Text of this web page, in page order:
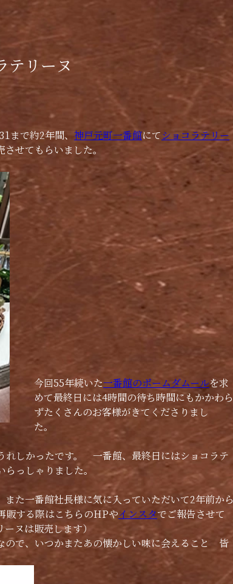
テリーヌ
まで約2年間、 神戸元町一番館にてショコラテリー
せてもらいました。
今回55年続いた一番館のポームダムールを求
めて最終日には4時間の待ち時間にもかかわら
ずたくさんのお客様がきてくださりまし
た。
しかったです。　一番館、最終日にはショコラテ
っしゃりました。
た一番館社長様に気に入っていただいて2年前から
販する際はこちらのHPやインスタでご報告させて
ーヌは販売します）
で、いつかまたあの懐かしい味に会えること　皆